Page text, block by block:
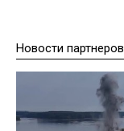
Новости партнеров